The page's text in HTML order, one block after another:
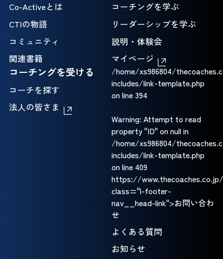
Co-Activeとは
CTIの物語
コミュニティ
関連書籍
コーチングを学ぶ
リーダーシップを学ぶ
説明・体験会
マイページ
コーチングを受ける
コーチを探す
法人の皆さま
/home/xs986804/
includes/link-template.php
on line 394
Warning: Attempt to read
property "ID" on null in
/home/xs986804/
includes/link-template.php
on line 409
https://
class="l-footer-
nav__head-link">お問い合わ
せ
よくある質問
お知らせ